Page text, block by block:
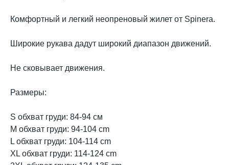
Комфортный и легкий неопреновый жилет от Spinera.
Широкие рукава дадут широкий диапазон движений.
Не сковывает движения.
Размеры:
S обхват груди: 84-94 см
M обхват груди: 94-104 cm
L обхват груди: 104-114 cm
XL обхват груди: 114-124 cm